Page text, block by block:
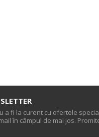
a fi la curent cu ofertele
în câmpul de mai jos.